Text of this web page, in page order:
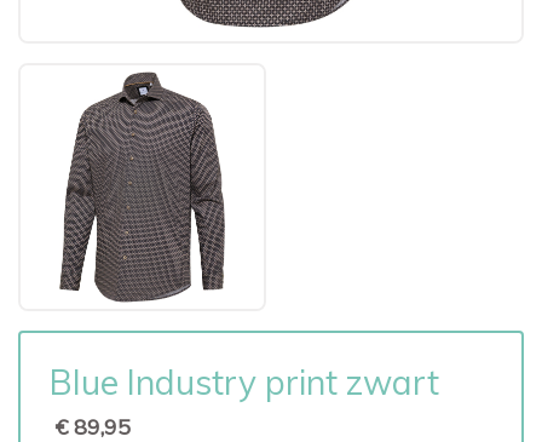
Blue Industry print zwart
€ 89,95